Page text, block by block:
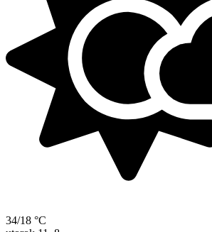
34/18 °C